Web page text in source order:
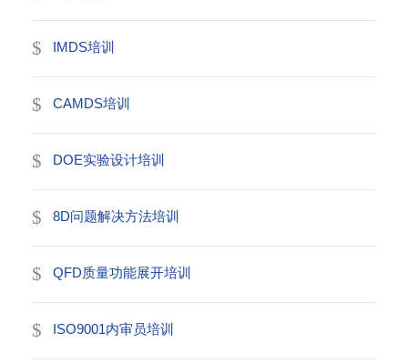
IMDS培训
CAMDS培训
DOE实验设计培训
8D问题解决方法培训
QFD质量功能展开培训
ISO9001内审员培训